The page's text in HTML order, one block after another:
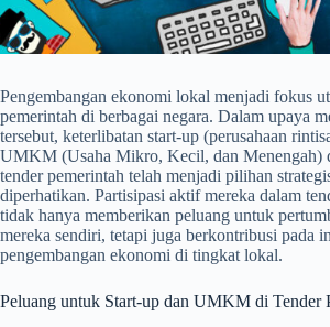
Pengembangan ekonomi lokal menjadi fokus
pemerintah di berbagai negara. Dalam upaya
tersebut, keterlibatan start-up (perusahaan
UMKM (Usaha Mikro, Kecil, dan Menengah)
tender pemerintah telah menjadi pilihan
diperhatikan. Partisipasi aktif mereka dalam
tidak hanya memberikan peluang untuk
mereka sendiri, tetapi juga berkontribusi pada
pengembangan ekonomi di tingkat lokal.
Peluang untuk Start-up dan UMKM di Tender